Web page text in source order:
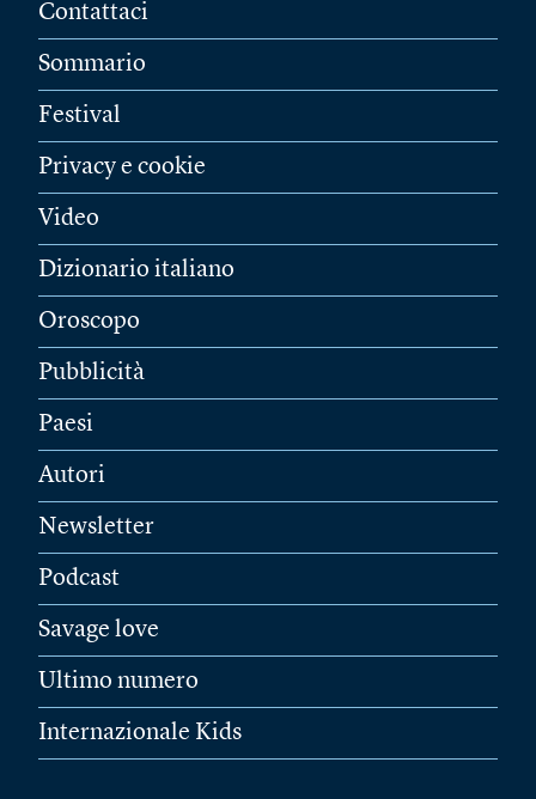
Contattaci
Sommario
Festival
Privacy e cookie
Video
Dizionario italiano
Oroscopo
Pubblicità
Paesi
Autori
Newsletter
Podcast
Savage love
Ultimo numero
Internazionale Kids